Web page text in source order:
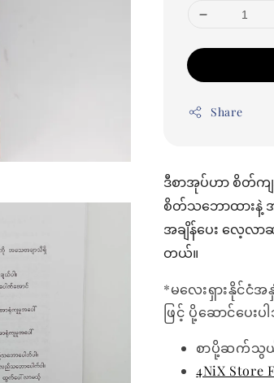
Share
ဒီစာအုပ်ဟာ စိတ်က
စိတ်သဘောထားနဲ့ အ
အချိန်ပေး လေ့လာ
တယ်။
*မလေးရှားနိုင်ငံအ
ဖြင့် ပို့ဆောင်ပေး
စာပို့ဆက်သွ
4NiX Store